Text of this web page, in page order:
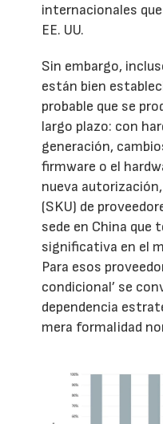
internacionales
EE. UU.
Sin embargo,
están bien
probable que se
largo plazo: con
generación,
firmware o el
nueva
(SKU) de
sede en China que
significativa en el
Para esos
condicional’ se
dependencia
mera formalidad